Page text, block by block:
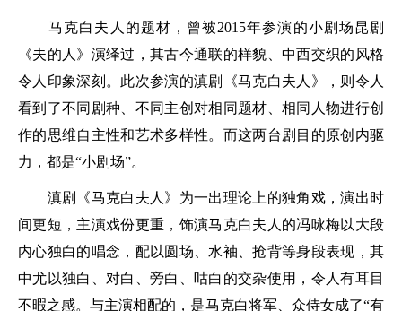
马克白夫人的题材，曾被2015年参演的小剧场昆剧
《夫的人》演绎过，其古今通联的样貌、中西交织的风格
令人印象深刻。此次参演的滇剧《马克白夫人》，则令人
看到了不同剧种、不同主创对相同题材、相同人物进行创
作的思维自主性和艺术多样性。而这两台剧目的原创内驱
力，都是“小剧场”。
滇剧《马克白夫人》为一出理论上的独角戏，演出时
间更短，主演戏份更重，饰演马克白夫人的冯咏梅以大段
内心独白的唱念，配以圆场、水袖、抢背等身段表现，其
中尤以独白、对白、旁白、咕白的交杂使用，令人有耳目
不暇之感。与主演相配的，是马克白将军、众侍女成了“有